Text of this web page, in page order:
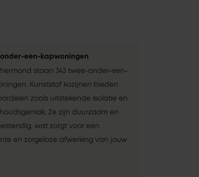
onder-een-kapwoningen
staan 343 twee-onder-een-
Kunststof kozijnen bieden
zoals uitstekende isolatie en
Ze zijn duurzaam en
wat zorgt voor een
en zorgeloze afwerking van jouw